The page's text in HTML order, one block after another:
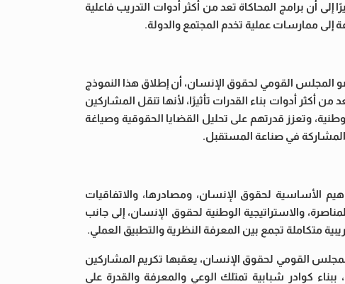
أن برامج المحاكاة تعد من أكثر أدوات التدريب فاعلية
إلى ممارسات عملية تخدم المجتمع والدولة.
القومي لحقوق الإنسان، أن إطلاق هذا النموذج
أكثر أدوات بناء القدرات تأثيرًا، لأنها تنقل المشاركين
وتعزز قدرتهم على تحليل القضايا الحقوقية وصياغة
في صناعة المستقبل.
الأساسية لحقوق الإنسان، ومصادرها، والاتفاقيات
والاستراتيجية الوطنية لحقوق الإنسان، إلى جانب
متكاملة تجمع بين المعرفة النظرية والتطبيق العملي.
بجلسة محاكاة متكاملة لأعمال المجلس القومي لحقوق الإنسان، يعقبها تكريم المشاركين
كوادر شبابية تمتلك الوعي والمعرفة والقدرة على